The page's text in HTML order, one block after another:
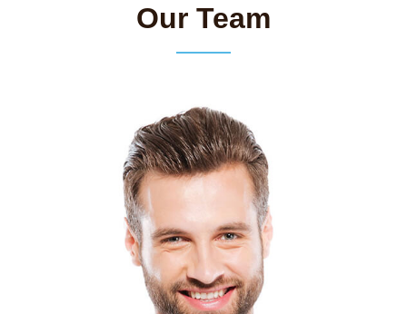
Our Team